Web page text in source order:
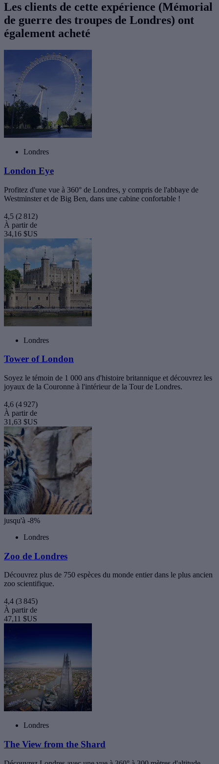
Les clients de cette expérience (Mémorial
de guerre des troupes de Londres) ont
également acheté
Londres
London Eye
Profitez d'une vue à 360° de Londres, y compris de l'abbaye de
Westminster et de Big Ben, dans une cabine confortable !
4,5 (2 812)
À partir de
34,16 $US
Londres
Tower of London
Soyez le témoin de 1 000 ans d'histoire britannique et découvrez les
joyaux de la Couronne à l'intérieur de la Tour de Londres.
4,6 (4 927)
À partir de
31,63 $US
jusqu'à -8%
Londres
Zoo de Londres
Découvrez plus de 750 espèces du monde entier dans le plus ancien
zoo scientifique.
4,4 (3 845)
À partir de
47,11 $US
Londres
The View from the Shard